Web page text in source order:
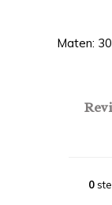
Maten:
0